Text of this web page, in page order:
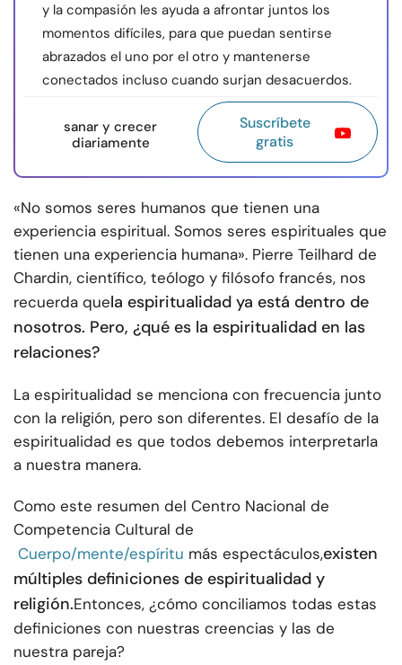
y la compasión les ayuda a afrontar juntos los
momentos difíciles, para que puedan sentirse
abrazados el uno por el otro y mantenerse
conectados incluso cuando surjan desacuerdos.
sanar y crecer
diariamente
Suscríbete
gratis
«No somos seres humanos que tienen una
experiencia espiritual. Somos seres espirituales que
tienen una experiencia humana». Pierre Teilhard de
Chardin, científico, teólogo y filósofo francés, nos
recuerda quela espiritualidad ya está dentro de
nosotros. Pero, ¿qué es la espiritualidad en las
relaciones?
La espiritualidad se menciona con frecuencia junto
con la religión, pero son diferentes. El desafío de la
espiritualidad es que todos debemos interpretarla
a nuestra manera.
Como este resumen del Centro Nacional de
Competencia Cultural de
Cuerpo/mente/espíritu más espectáculos,existen
múltiples definiciones de espiritualidad y
religión.Entonces, ¿cómo conciliamos todas estas
definiciones con nuestras creencias y las de
nuestra pareja?